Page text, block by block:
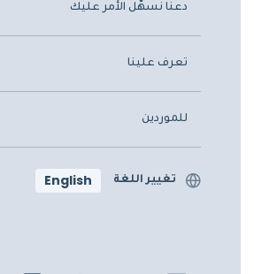
دعنا نسهّل الأمر عليك
تعرف علينا
للموردين
تغيير اللغة English